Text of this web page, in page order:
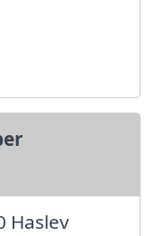
Haslev